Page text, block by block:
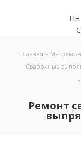
Пн
Главная - Мы
Сварочные
Ремонт